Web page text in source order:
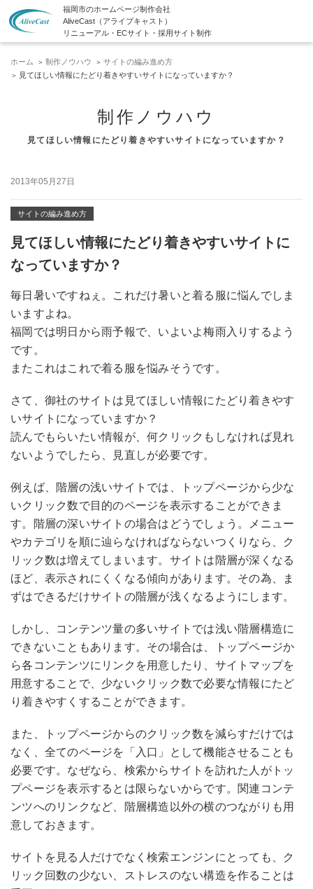
福岡市のホームページ制作会社
AliveCast（アライブキャスト）
リニューアル・ECサイト・採用サイト制作
ホーム 制作ノウハウ
サイトの編み進め方
見てほしい情報にたどり着きやすいサイトになっていますか？
制作ノウハウ
見てほしい情報にたどり着きやすいサイトになっていますか？
2013年05月27日
サイトの編み進め方
見てほしい情報にたどり着きやすいサイトに
なっていますか？
毎日暑いですねぇ。これだけ暑いと着る服に悩んでしま
いますよね。
福岡では明日から雨予報で、いよいよ梅雨入りするよう
です。
またこれはこれで着る服を悩みそうです。
さて、御社のサイトは見てほしい情報にたどり着きやす
いサイトになっていますか？
読んでもらいたい情報が、何クリックもしなければ見れ
ないようでしたら、見直しが必要です。
例えば、階層の浅いサイトでは、トップページから少な
いクリック数で目的のページを表示することができま
す。階層の深いサイトの場合はどうでしょう。メニュー
やカテゴリを順に辿らなければならないつくりなら、ク
リック数は増えてしまいます。サイトは階層が深くなる
ほど、表示されにくくなる傾向があります。その為、ま
ずはできるだけサイトの階層が浅くなるようにします。
しかし、コンテンツ量の多いサイトでは浅い階層構造に
できないこともあります。その場合は、トップページか
ら各コンテンツにリンクを用意したり、サイトマップを
用意することで、少ないクリック数で必要な情報にたど
り着きやすくすることができます。
また、トップページからのクリック数を減らすだけでは
なく、全てのページを「入口」として機能させることも
必要です。なぜなら、検索からサイトを訪れた人がトッ
プページを表示するとは限らないからです。関連コンテ
ンツへのリンクなど、階層構造以外の横のつながりも用
意しておきます。
サイトを見る人だけでなく検索エンジンにとっても、ク
リック回数の少ない、ストレスのない構造を作ることは